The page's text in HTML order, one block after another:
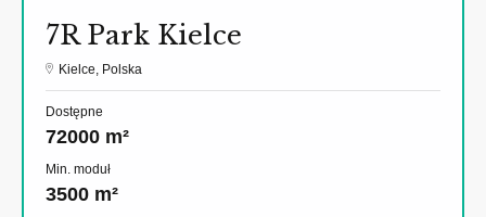
7R Park Kielce
Kielce, Polska
Dostępne
72000 m²
Min. moduł
3500 m²